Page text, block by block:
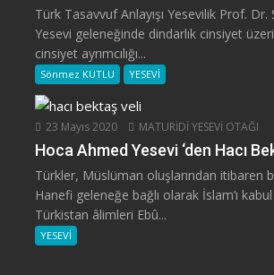
Türk Tasavvuf Anlayışı Yesevilik Prof.
Yesevi geleneğinde dindarlık cinsiyet
cinsiyet ayrımcılığı...
Sönmez KUTLU YESEVİ
23 Mayıs 2020 MATURİDİ YESEVİ OTAĞI
Hoca Ahmed Yesevi ‘den Hacı
Türkler, Müslüman oluşlarından itibaren
Hanefi geleneğe bağlı olarak İslam’ı
Türkistan âlimleri Ebû...
YESEVİ